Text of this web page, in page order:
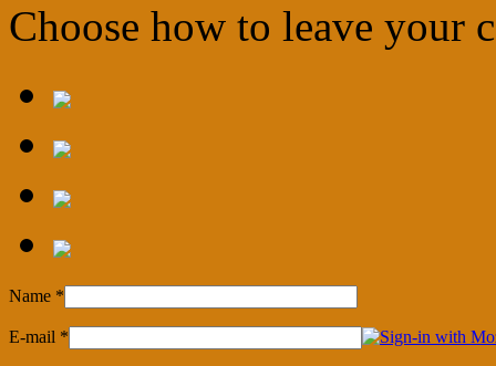
Choose how to leave your
Name *
E-mail *